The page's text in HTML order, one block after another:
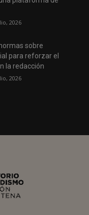
2026
sobre
para reforzar el
la redacción
2026